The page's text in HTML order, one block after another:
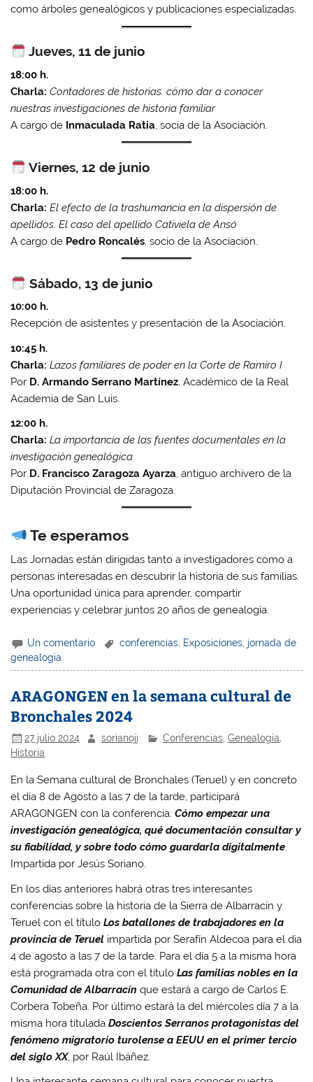
como árboles genealógicos y publicaciones especializadas.
Jueves, 11 de junio
18:00 h.
Charla: Contadores de historias: cómo dar a conocer
nuestras investigaciones de historia familiar
A cargo de Inmaculada Ratia, socia de la Asociación.
Viernes, 12 de junio
18:00 h.
Charla: El efecto de la trashumancia en la dispersión de
apellidos. El caso del apellido Cativiela de Ansó
A cargo de Pedro Roncalés , socio de la Asociación.
Sábado, 13 de junio
10:00 h.
Recepción de asistentes y presentación de la Asociación.
10:45 h.
Charla: Lazos familiares de poder en la Corte de Ramiro I
Por D. Armando Serrano Martínez, Académico de la Real
Academia de San Luis.
12:00 h.
Charla: La importancia de las fuentes documentales en la
investigación genealógica
Por D. Francisco Zaragoza Ayarza, antiguo archivero de la
Diputación Provincial de Zaragoza.
Te esperamos
Las Jornadas están dirigidas tanto a investigadores como a
personas interesadas en descubrir la historia de sus familias.
Una oportunidad única para aprender, compartir
experiencias y celebrar juntos 20 años de genealogía.
Un comentario conferencias Exposiciones jornada de
genealogia
ARAGONGEN en la semana cultural de
Bronchales 2024
27 julio 2024 sorianojj Conferencias, Genealogía
Historia
En la Semana cultural de Bronchales (Teruel) y en concreto
el día 8 de Agosto a las 7 de la tarde, participará
ARAGONGEN con la conferencia:Cómo empezar una
investigación genealógica, qué documentación consultar y
su fiabilidad, y sobre todo cómo guardarla digitalmente.
Impartida por Jesús Soriano.
En los días anteriores habrá otras tres interesantes
conferencias sobre la historia de la Sierra de Albarracín y
Teruel con el títuloLos batallones de trabajadores en la
provincia de Teruel impartida por Serafín Aldecoa para el día
4 de agosto a las 7 de la tarde. Para el día 5 a la misma hora
está programada otra con el títuloLas familias nobles en la
Comunidad de Albarracín que estará a cargo de Carlos E.
Corbera Tobeña. Por último estará la del miércoles día 7 a la
misma hora tituladaDoscientos Serranos protagonistas del
fenómeno migratorio turolense a EEUU en el primer tercio
del siglo XX, por Raúl Ibáñez.